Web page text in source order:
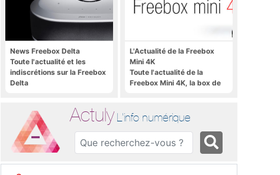
News Freebox Delta
Toute l'actualité et les
indiscrétions sur la Freebox
Delta
L'Actualité de la Freebox
Mini 4K
Toute l'actualité de la
Freebox Mini 4K, la box de
Actuly L'info numérique